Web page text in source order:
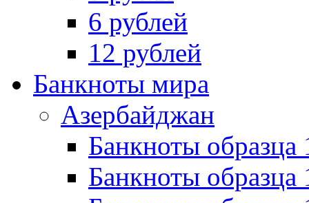
6 рублей
12 рублей
Банкноты мира
Азербайджан
Банкноты образца
Банкноты образца